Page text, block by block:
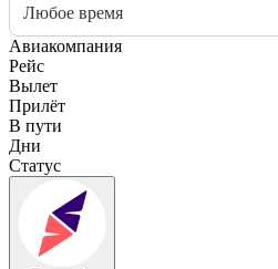
Любое время
Авиакомпания
Рейс
Вылет
Прилёт
В пути
Дни
Статус